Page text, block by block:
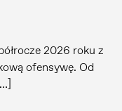
2026 roku z
ofensywę. Od